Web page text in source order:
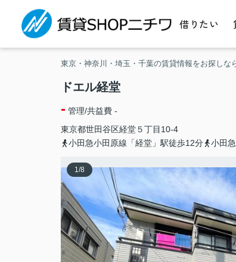
借りたい
東京・神奈川・埼玉・千葉の賃貸情報をお探しな
ドエル経堂
- 管理/共益費 -
東京都世田谷区経堂５丁目10-4
小田急小田原線「経堂」駅徒歩12分
小田
1/8